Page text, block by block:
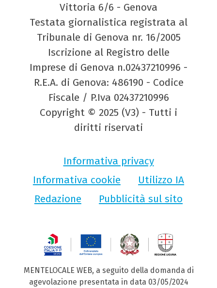
Vittoria 6/6 - Genova
Testata giornalistica registrata al
Tribunale di Genova nr. 16/2005
Iscrizione al Registro delle
Imprese di Genova n.02437210996 -
R.E.A. di Genova: 486190 - Codice
Fiscale / P.Iva 02437210996
Copyright © 2025 (V3) - Tutti i
diritti riservati
Informativa privacy
Informativa cookie
Utilizzo IA
Redazione
Pubblicità sul sito
MENTELOCALE WEB, a seguito della domanda di
agevolazione presentata in data 03/05/2024